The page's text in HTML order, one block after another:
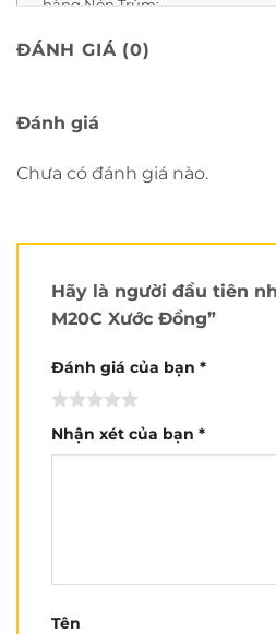
hàng Nón Trùm:
Cách đo size đúng cách:
ĐÁNH GIÁ (0)
Đánh giá
Chưa có đánh giá nào.
Hãy là người đầu tiên
M20C Xước Đồng”
Đánh giá của bạn *
Nhận xét của bạn *
Tên